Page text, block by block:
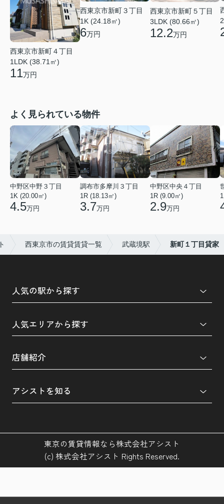
西東京市新町４丁目
1LDK (38.71㎡)
11万円
西東京市新町３丁目
1K (24.18㎡)
6万円
西東京市新町５丁目
3LDK (80.66㎡)
12.2万円
よく見られている物件
中野区中野３丁目
1K (20.00㎡)
4.5万円
調布市多摩川３丁目
1R (18.13㎡)
3.7万円
中野区中央４丁目
1R (9.00㎡)
2.9万円
西東京市の賃貸賃貸一覧 武蔵境駅 新町１丁目貸家
人気の駅から探す
人気エリアから探す
店舗紹介
アシストを知る
東京の賃貸情報なら株式会社アシスト
(c) 株式会社アシスト Rights Reserved.